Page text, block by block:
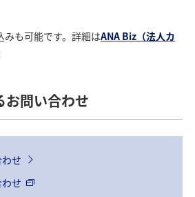
も可能です。詳細はANA Biz（法人カ
問い合わせ
せ
せ